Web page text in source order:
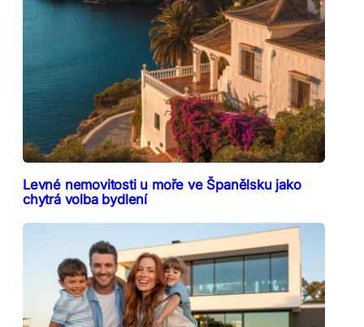
Levné nemovitosti u moře ve Španělsku jako
chytrá volba bydlení